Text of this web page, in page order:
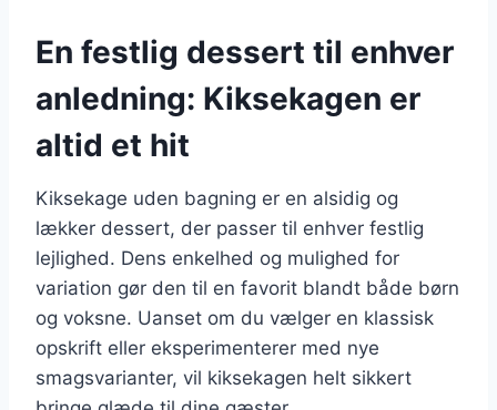
En festlig dessert til enhver
anledning: Kiksekagen er
altid et hit
Kiksekage uden bagning er en alsidig og
lækker dessert, der passer til enhver festlig
lejlighed. Dens enkelhed og mulighed for
variation gør den til en favorit blandt både børn
og voksne. Uanset om du vælger en klassisk
opskrift eller eksperimenterer med nye
smagsvarianter, vil kiksekagen helt sikkert